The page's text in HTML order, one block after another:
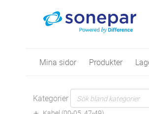
Mina sidor Produkter
Kategorier